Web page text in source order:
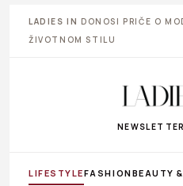
LADIES IN DONOSI PRIČE O
ŽIVOTNOM STILU
NEWSLETTER
LIFESTYLEFASHIONBEAUTY